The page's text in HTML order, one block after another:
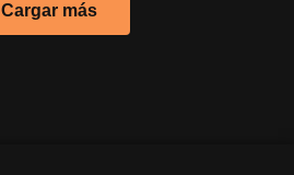
Cargar más